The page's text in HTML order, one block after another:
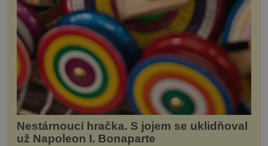
Nestárnoucí hračka. S jojem se uklidňoval
už Napoleon I. Bonaparte